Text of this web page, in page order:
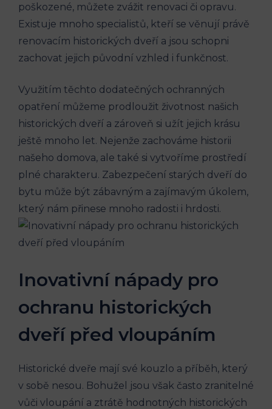
poškozené, můžete zvážit renovaci či opravu.
Existuje mnoho specialistů, kteří se věnují právě
renovacím historických dveří a jsou schopni
zachovat jejich původní vzhled i funkčnost.
Využitím těchto dodatečných ochranných
opatření můžeme prodloužit životnost našich
historických dveří a zároveň si užít jejich krásu
ještě mnoho let. Nejenže zachováme historii
našeho domova, ale také si vytvoříme prostředí
plné charakteru. Zabezpečení starých dveří do
bytu může být zábavným a zajímavým úkolem,
který nám přinese mnoho radosti i hrdosti.
Inovativní nápady pro
ochranu historických
dveří před vloupáním
Historické dveře mají své kouzlo a příběh, který
v sobě nesou. Bohužel jsou však často zranitelné
vůči vloupání a ztrátě hodnotných historických